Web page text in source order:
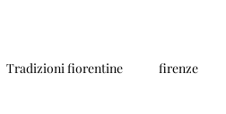
Tradizioni fiorentine firenze